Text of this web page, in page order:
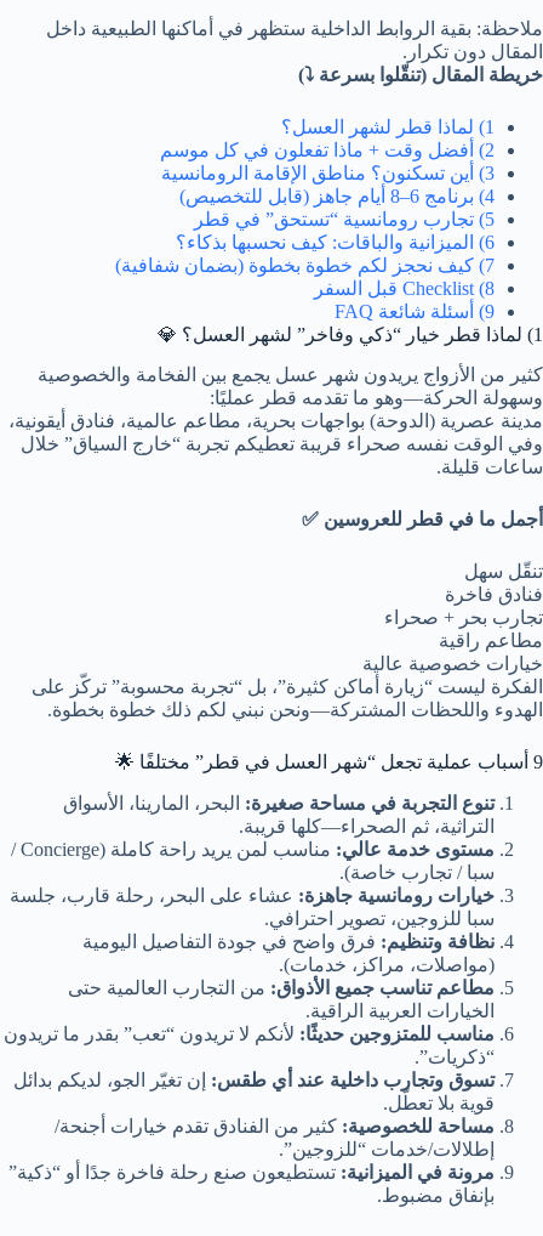
ملاحظة: بقية الروابط الداخلية ستظهر في أماكنها الطبيعية داخل
المقال دون تكرار.
خريطة المقال (تنقّلوا بسرعة ⤵️)
1) لماذا قطر لشهر العسل؟
2) أفضل وقت + ماذا تفعلون في كل موسم
3) أين تسكنون؟ مناطق الإقامة الرومانسية
4) برنامج 6–8 أيام جاهز (قابل للتخصيص)
5) تجارب رومانسية “تستحق” في قطر
6) الميزانية والباقات: كيف نحسبها بذكاء؟
7) كيف نحجز لكم خطوة بخطوة (بضمان شفافية)
8) Checklist قبل السفر
9) أسئلة شائعة FAQ
1) لماذا قطر خيار “ذكي وفاخر” لشهر العسل؟ 💎
كثير من الأزواج يريدون شهر عسل يجمع بين الفخامة والخصوصية
وسهولة الحركة—وهو ما تقدمه قطر عمليًا:
مدينة عصرية (الدوحة) بواجهات بحرية، مطاعم عالمية، فنادق أيقونية،
وفي الوقت نفسه صحراء قريبة تعطيكم تجربة “خارج السياق” خلال
ساعات قليلة.
أجمل ما في قطر للعروسين ✅
تنقّل سهل
فنادق فاخرة
تجارب بحر + صحراء
مطاعم راقية
خيارات خصوصية عالية
الفكرة ليست “زيارة أماكن كثيرة”، بل “تجربة محسوبة” تركّز على
الهدوء واللحظات المشتركة—ونحن نبني لكم ذلك خطوة بخطوة.
9 أسباب عملية تجعل “شهر العسل في قطر” مختلفًا 🌟
تنوع التجربة في مساحة صغيرة: البحر، المارينا، الأسواق
التراثية، ثم الصحراء—كلها قريبة.
مستوى خدمة عالي:
مناسب لمن يريد راحة كاملة (Concierge /
سبا / تجارب خاصة).
خيارات رومانسية جاهزة: عشاء على البحر، رحلة قارب، جلسة
سبا للزوجين، تصوير احترافي.
نظافة وتنظيم: فرق واضح في جودة التفاصيل اليومية
(مواصلات، مراكز، خدمات).
مطاعم تناسب جميع الأذواق: من التجارب العالمية حتى
الخيارات العربية الراقية.
مناسب للمتزوجين حديثًا: لأنكم لا تريدون “تعب” بقدر ما تريدون
“ذكريات”.
تسوق وتجارب داخلية عند أي طقس: إن تغيّر الجو، لديكم بدائل
قوية بلا تعطّل.
مساحة للخصوصية: كثير من الفنادق تقدم خيارات أجنحة/
إطلالات/خدمات “للزوجين”.
مرونة في الميزانية: تستطيعون صنع رحلة فاخرة جدًا أو “ذكية”
بإنفاق مضبوط.